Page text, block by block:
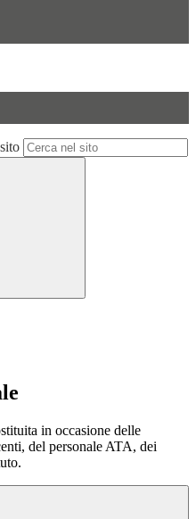
in occasione delle
del personale ATA, dei